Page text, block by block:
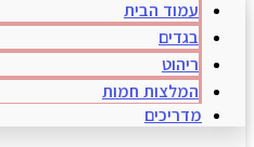
עמוד הבית
בגדים
ריהוט
המלצות חמות
מדריכים